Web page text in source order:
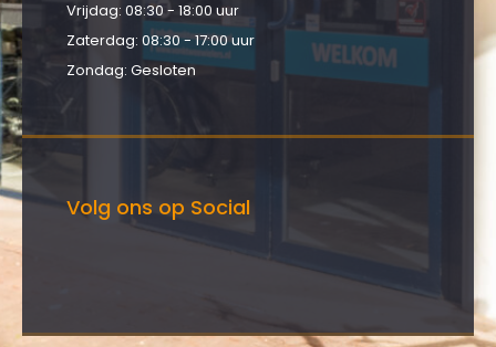
Vrijdag: 08:30 - 18:00 uur
Zaterdag: 08:30 - 17:00 uur
Zondag: Gesloten
Volg ons op Social